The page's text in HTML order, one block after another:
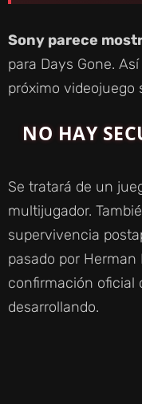
Sony parece
para Days Gone.
próximo
NO HAY
Se tratará de un
multijugador.
supervivencia
pasado por
confirmación oficial
desarrollando.